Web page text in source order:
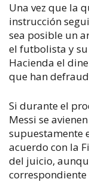
Una vez que la
instrucción
sea posible un
el futbolista y
Hacienda el
que han
Si durante el
Messi se
supuestamente
acuerdo con la
del juicio,